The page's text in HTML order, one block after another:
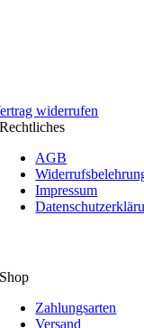
widerrufen
Rechtliches
AGB
Impressum
Shop
Zahlungsarten
Versand